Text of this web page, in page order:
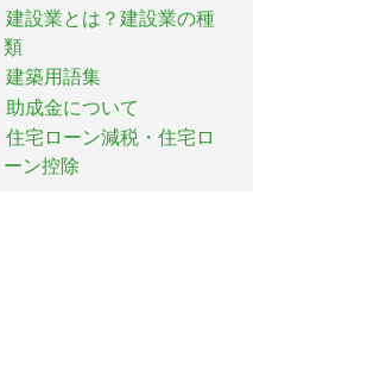
建設業とは？建設業の種
類
建築用語集
助成金について
住宅ローン減税・住宅ロ
ーン控除